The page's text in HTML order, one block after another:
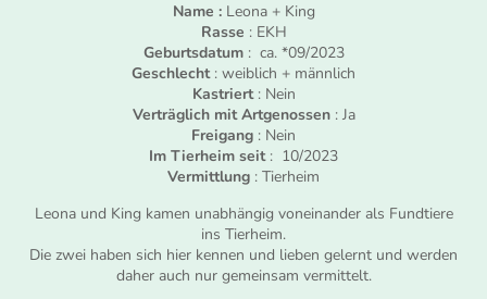
Name :Leona + King
Rasse : EKH
Geburtsdatum: ca. *09/2023
Geschlecht: weiblich + männlich
Kastriert: Nein
Verträglich mit Artgenossen: Ja
Freigang : Nein
Im Tierheim seit: 10/2023
Vermittlung : Tierheim
Leona und King kamen unabhängig voneinander als Fundtiere
ins Tierheim.
Die zwei haben sich hier kennen und lieben gelernt und werden
daher auch nur gemeinsam vermittelt.